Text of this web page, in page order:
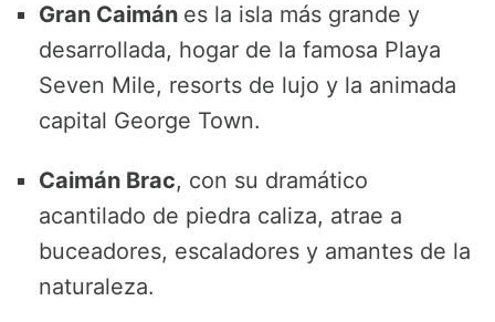
Gran Caimán es la isla más grande y
desarrollada, hogar de la famosa Playa
Seven Mile, resorts de lujo y la animada
capital George Town.
Caimán Brac, con su dramático
acantilado de piedra caliza, atrae a
buceadores, escaladores y amantes de la
naturaleza.